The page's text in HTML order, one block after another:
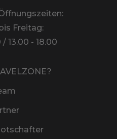
Freitag:
13.00 - 18.00